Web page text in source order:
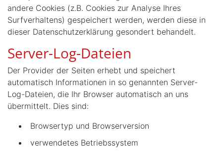
andere Cookies (z.B. Cookies zur Analyse Ihres
Surfverhaltens) gespeichert werden, werden diese in
dieser Datenschutzerklärung gesondert behandelt.
Server-Log-Dateien
Der Provider der Seiten erhebt und speichert
automatisch Informationen in so genannten Server-
Log-Dateien, die Ihr Browser automatisch an uns
übermittelt. Dies sind:
Browsertyp und Browserversion
verwendetes Betriebssystem